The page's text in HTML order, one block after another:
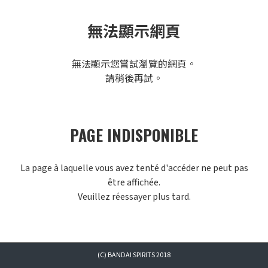
無法顯示網頁
無法顯示您嘗試瀏覽的網頁。
請稍後再試。
PAGE INDISPONIBLE
La page à laquelle vous avez tenté d'accéder ne peut pas
être affichée.
Veuillez réessayer plus tard.
(C) BANDAI SPIRITS 2018